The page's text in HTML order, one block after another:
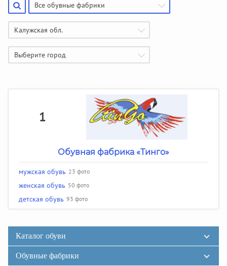
Все обувные фабрики
Калужская обл.
Выберите город
1
Обувная фабрика «Тинго»
мужская обувь 23 фото
женская обувь 50 фото
детская обувь 93 фото
Каталог обуви
Обувные фабрики